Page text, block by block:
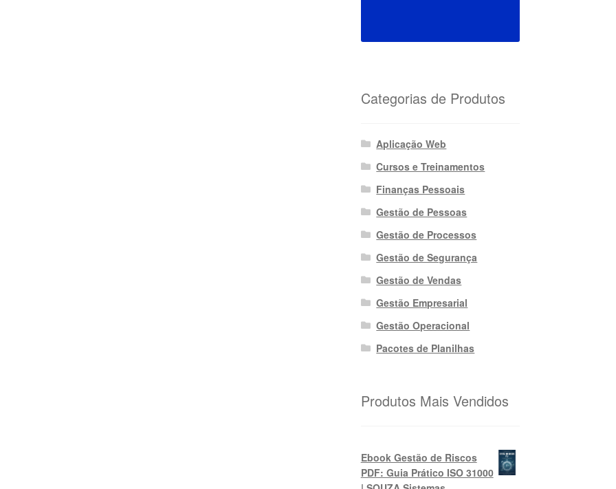
Categorias de Produtos
Aplicação Web
Cursos e Treinamentos
Finanças Pessoais
Gestão de Pessoas
Gestão de Processos
Gestão de Segurança
Gestão de Vendas
Gestão Empresarial
Gestão Operacional
Pacotes de Planilhas
Produtos Mais Vendidos
Ebook Gestão de Riscos
PDF: Guia Prático ISO 31000